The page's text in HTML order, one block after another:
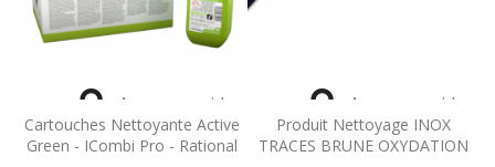
Cartouches Nettoyante Active
Green - ICombi Pro - Rational
 Aperçu rapide
Produit Nettoyage INOX
TRACES BRUNE OXYDATION
 Aperçu rapide